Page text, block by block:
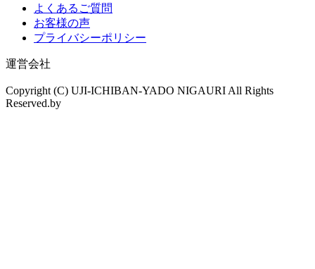
よくあるご質問
お客様の声
プライバシーポリシー
運営会社
Copyright (C) UJI-ICHIBAN-YADO NIGAURI All Rights
Reserved.by